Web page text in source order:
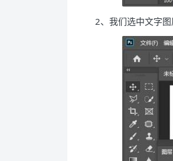
2、我们选中文字